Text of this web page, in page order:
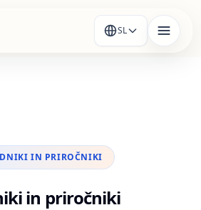
SL
IN PRIROČNIKI
in priročniki